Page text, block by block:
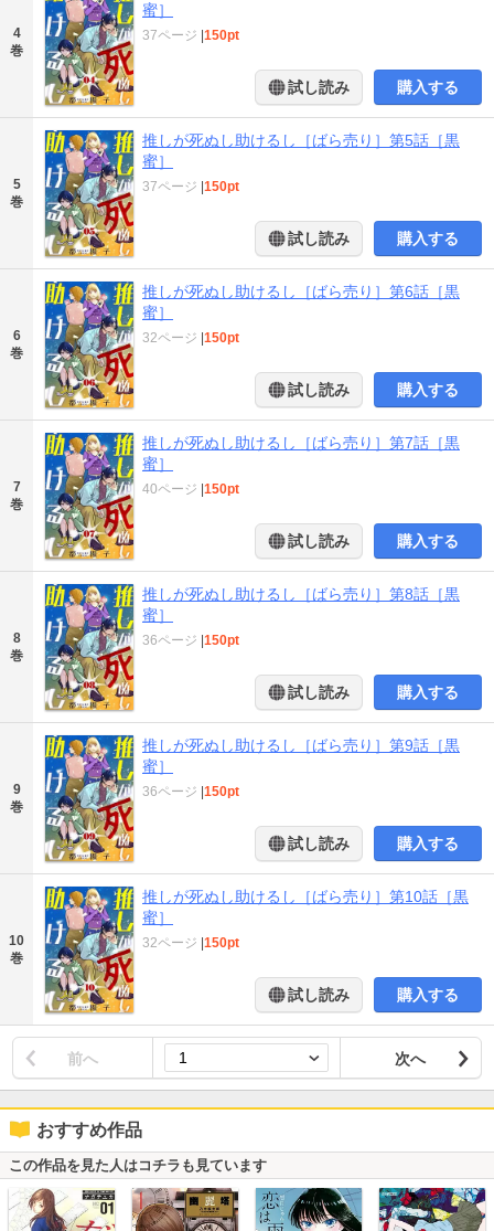
4
巻
蜜］
37ページ 150pt
試し読み 購入する
5
巻
推しが死ぬし助けるし［ばら売り］第5話［黒
蜜］
37ページ 150pt
試し読み 購入する
6
巻
推しが死ぬし助けるし［ばら売り］第6話［黒
蜜］
32ページ 150pt
試し読み 購入する
7
巻
推しが死ぬし助けるし［ばら売り］第7話［黒
蜜］
40ページ 150pt
試し読み 購入する
8
巻
推しが死ぬし助けるし［ばら売り］第8話［黒
蜜］
36ページ 150pt
試し読み 購入する
9
巻
推しが死ぬし助けるし［ばら売り］第9話［黒
蜜］
36ページ 150pt
試し読み 購入する
10
巻
推しが死ぬし助けるし［ばら売り］第10話［黒
蜜］
32ページ 150pt
試し読み 購入する
前へ 次へ
おすすめ作品
この作品を見た人はコチラも見ています